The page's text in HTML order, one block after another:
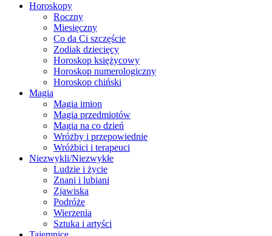
Horoskopy
Roczny
Miesięczny
Co da Ci szczęście
Zodiak dziecięcy
Horoskop księżycowy
Horoskop numerologiczny
Horoskop chiński
Magia
Magia imion
Magia przedmiotów
Magia na co dzień
Wróżby i przepowiednie
Wróżbici i terapeuci
Niezwykli/Niezwykłe
Ludzie i życie
Znani i lubiani
Zjawiska
Podróże
Wierzenia
Sztuka i artyści